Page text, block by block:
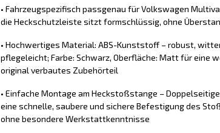
• Fahrzeugspezifisch passgenau für Volkswagen
die Heckschutzleiste sitzt formschlüssig, ohne
• Hochwertiges Material: ABS-Kunststoff – robust,
pflegeleicht; Farbe: Schwarz, Oberfläche: Matt für eine
original verbautes Zubehörteil
• Einfache Montage am Heckstoßstange –
eine schnelle, saubere und sichere Befestigung des
ohne besondere Werkstattkenntnisse